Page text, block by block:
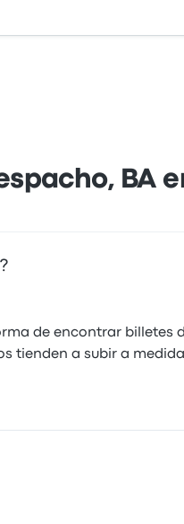
BA
de encontrar billetes
tienden a subir a